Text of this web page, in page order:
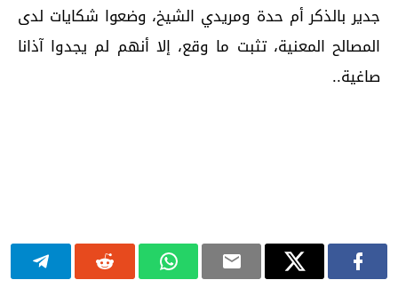
جدير بالذكر أم حدة ومريدي الشيخ، وضعوا شكايات لدى
المصالح المعنية، تثبت ما وقع، إلا أنهم لم يجدوا آذانا
صاغية..